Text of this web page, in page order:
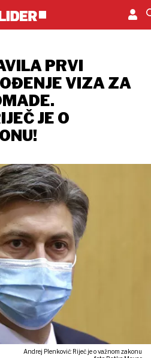
PRVI
VIZA ZA
JE O
Andrej Plenković: Riječ je o važnom zakonu